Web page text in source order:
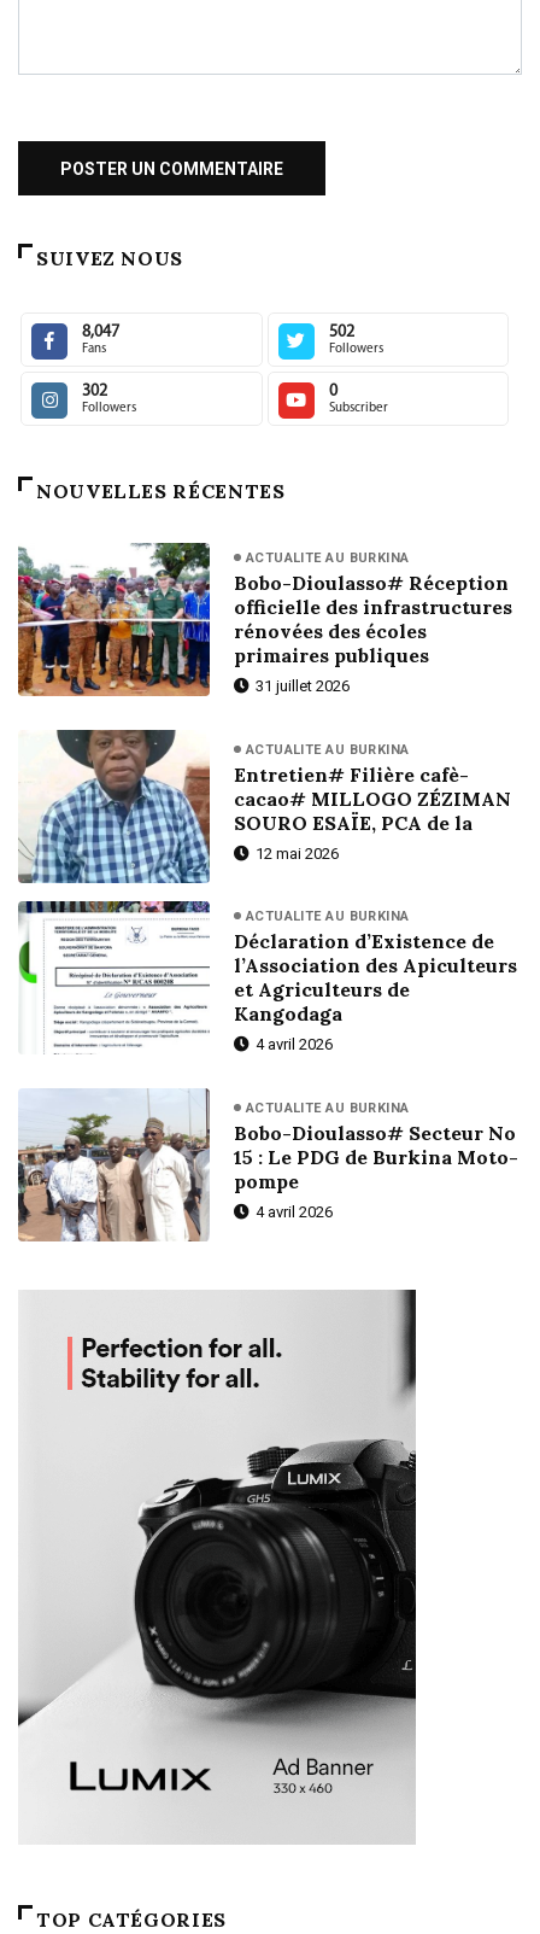
SUIVEZ NOUS
8,047
Fans
502
Followers
302
Followers
0
Subscriber
NOUVELLES RÉCENTES
ACTUALITE AU BURKINA
Bobo-Dioulasso# Réception
officielle des infrastructures
rénovées des écoles
primaires publiques
31 juillet 2026
ACTUALITE AU BURKINA
Entretien# Filière cafè-
cacao# MILLOGO ZÉZIMAN
SOURO ESAÏE, PCA de la
12 mai 2026
ACTUALITE AU BURKINA
Déclaration d’Existence de
l’Association des Apiculteurs
et Agriculteurs de
Kangodaga
4 avril 2026
ACTUALITE AU BURKINA
Bobo-Dioulasso# Secteur No
15 : Le PDG de Burkina Moto-
pompe
4 avril 2026
TOP CATÉGORIES